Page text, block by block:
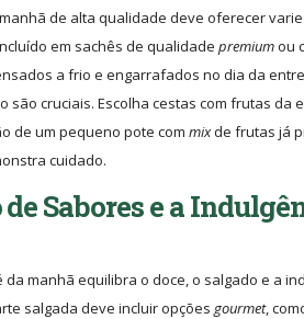
de alta qualidade deve oferecer
em sachês de qualidade premiumou
a frio e engarrafados no dia da
são cruciais. Escolha cestas com frutas
de um pequeno pote com mixde frutas já
cuidado.
Sabores e a
da manhã equilibra o doce, o salgado e a
salgada deve incluir opções gourmet,